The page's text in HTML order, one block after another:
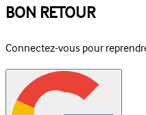
BON RETOUR
Connectez-vous pour